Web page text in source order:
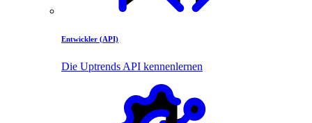
Entwickler (API)
Die Uptrends API kennenlernen